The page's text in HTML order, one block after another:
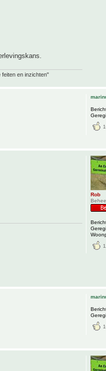
feiten en inzichten"
Rob